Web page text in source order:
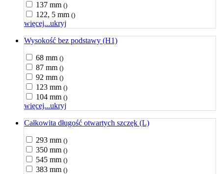
137 mm ()
122, 5 mm ()
więcej...ukryj
Wysokość bez podstawy (H1)
68 mm ()
87 mm ()
92 mm ()
123 mm ()
104 mm ()
więcej...ukryj
Całkowita długość otwartych szczęk (L)
293 mm ()
350 mm ()
545 mm ()
383 mm ()